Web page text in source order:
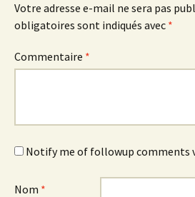
Votre adresse e-mail ne sera pas
obligatoires sont indiqués avec *
Commentaire *
Notify me of followup comments
Nom *